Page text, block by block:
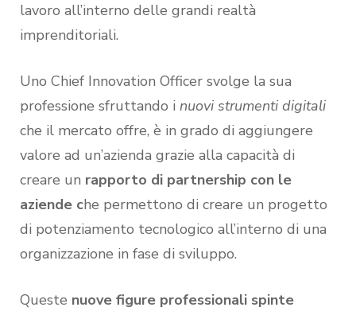
lavoro all’interno delle grandi realtà
imprenditoriali.
Uno Chief Innovation Officer svolge la sua
professione sfruttando i nuovi strumenti digitali
che il mercato offre, è in grado di aggiungere
valore ad un’azienda grazie alla capacità di
creare un rapporto di partnership con le
aziende che permettono di creare un progetto
di potenziamento tecnologico all’interno di una
organizzazione in fase di sviluppo.
Queste nuove figure professionali spinte